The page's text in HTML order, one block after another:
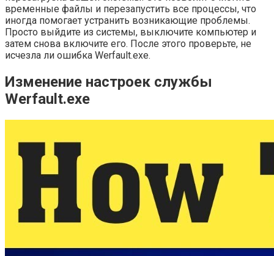
временные файлы и перезапустить все процессы, что
иногда помогает устранить возникающие проблемы.
Просто выйдите из системы, выключите компьютер и
затем снова включите его. После этого проверьте, не
исчезла ли ошибка Werfault.exe.
Изменение настроек службы
Werfault.exe